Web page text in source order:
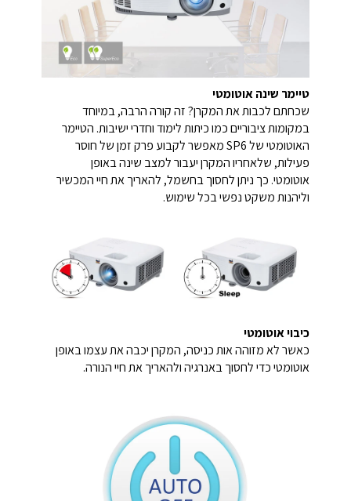
טיימר שינה אוטומטי
שכחתם לכבות את המקרן? זה קורה הרבה, במיוחד
במקומות ציבוריים כמו כיתות לימוד וחדרי ישיבות. הטיימר
האוטומטי של SP6 מאפשר לקבוע פרק זמן של חוסר
פעילות, שלאחריו המקרן יעבור למצב שינה באופן
אוטומטי. כך ניתן לחסוך בחשמל, להאריך את חיי המכשיר
וליהנות משקט נפשי בכל שימוש.
כיבוי אוטומטי
כאשר לא מזוהה אות כניסה, המקרן יכבה את עצמו באופן
אוטומטי כדי לחסוך באנרגיה ולהאריך את חיי הנורה.